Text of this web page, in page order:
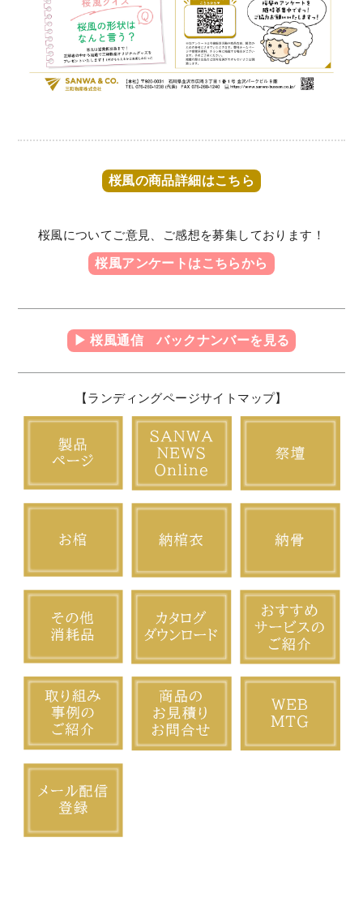
桜風の商品詳細はこちら
桜風についてご意見、ご感想を募集しております！
桜風アンケートはこちらから
▶ 桜風通信 バックナンバーを見る
【ランディングページサイトマップ】